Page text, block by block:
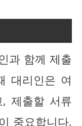
과 함께 제출
대리인은 여
제출할 서류
중요합니다.